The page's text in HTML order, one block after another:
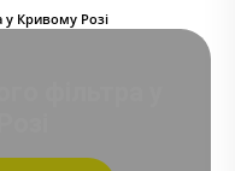
у Кривому Розі